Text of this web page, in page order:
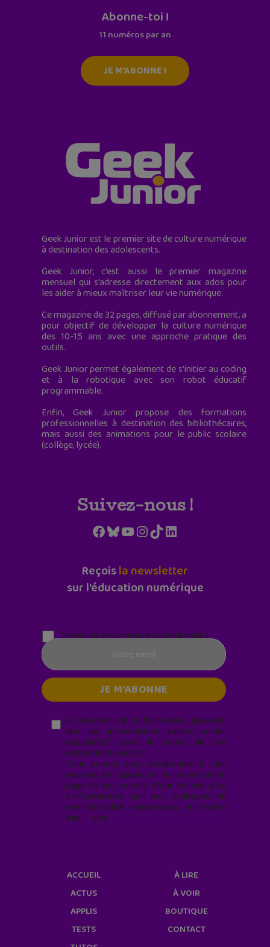
Abonne-toi !
11 numéros par an
JE M'ABONNE !
Geek Junior est le premier site de culture numérique
à destination des adolescents.
Geek Junior, c’est aussi le premier magazine
mensuel qui s’adresse directement aux ados pour
les aider à mieux maîtriser leur vie numérique.
Ce magazine de 32 pages, diffusé par abonnement, a
pour objectif de développer la culture numérique
des 10-15 ans avec une approche pratique des
outils.
Geek Junior permet également de s'initier au coding
et à la robotique avec son robot éducatif
programmable.
Enfin, Geek Junior propose des formations
professionnelles à destination des bibliothécaires,
mais aussi des animations pour le public scolaire
(collège, lycée).
Suivez-nous !
Facebook
Bluesky
YouTube
Instagram
TikTokLinkedIn
Reçoisla newsletter
sur l'éducation numérique
Parentalité numérique (le lundi matin)
En soumettant ce formulaire, j’accepte
que les informations saisies soient
exploitées* dans le cadre de ma
demande de contact.
Vous pouvez vous désabonner à tout
moment en cliquant sur le lien en bas de
page de nos emails. Pour obtenir plus
d'informations sur nos pratiques de
confidentialité, rendez-vous sur notre
site web
ACCUEIL
ACTUS
APPLIS
TESTS
À LIRE
À VOIR
BOUTIQUE
CONTACT